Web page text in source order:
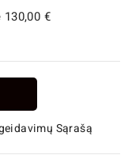
€
Sąrašą